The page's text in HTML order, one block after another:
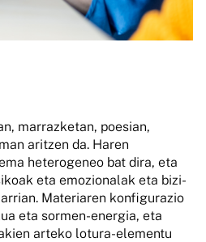
marrazketan, poesian,
aritzen da. Haren
heterogeneo bat dira, eta
eta emozionalak eta bizi-
Materiaren konfigurazio
eta sormen-energia, eta
arteko lotura-elementu